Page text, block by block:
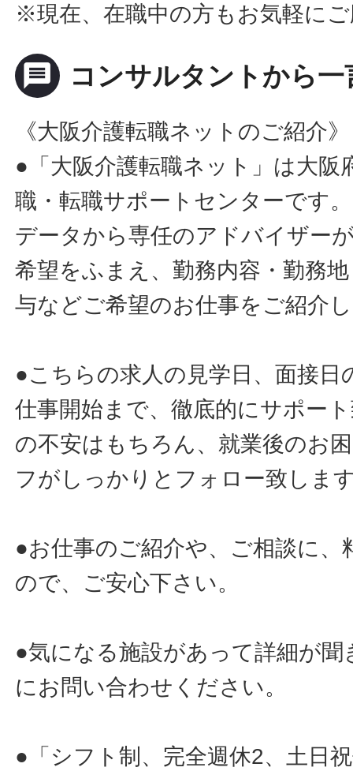
※現在、在職中の方もお気軽に
message コンサルタントから一
《大阪介護転職ネットのご紹介》
●「大阪介護転職ネット」は大阪
職・転職サポートセンターです
データから専任のアドバイザー
希望をふまえ、勤務内容・勤務
与などご希望のお仕事をご紹介
●こちらの求人の見学日、面接日
仕事開始まで、徹底的にサポー
の不安はもちろん、就業後のお
フがしっかりとフォロー致しま
●お仕事のご紹介や、ご相談に
ので、ご安心下さい。
●気になる施設があって詳細が
にお問い合わせください。
●「シフト制、完全週休2、土日